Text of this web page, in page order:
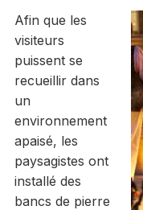
Afin que les
visiteurs
puissent se
recueillir dans
un
environnement
apaisé, les
paysagistes ont
installé des
bancs de pierre